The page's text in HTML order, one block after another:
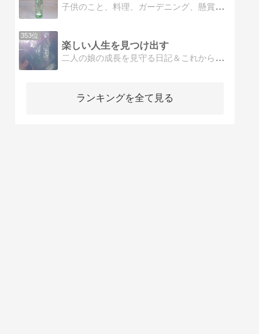
子供のこと、料理、ガーデニング、懸賞（モニター）などの記録です。
353位
楽しい人生を見つけ出す
二人の娘の成長を見守る日記＆これからの自分の人生を一生懸命に楽しむ修行日記です。
ランキングを全て見る